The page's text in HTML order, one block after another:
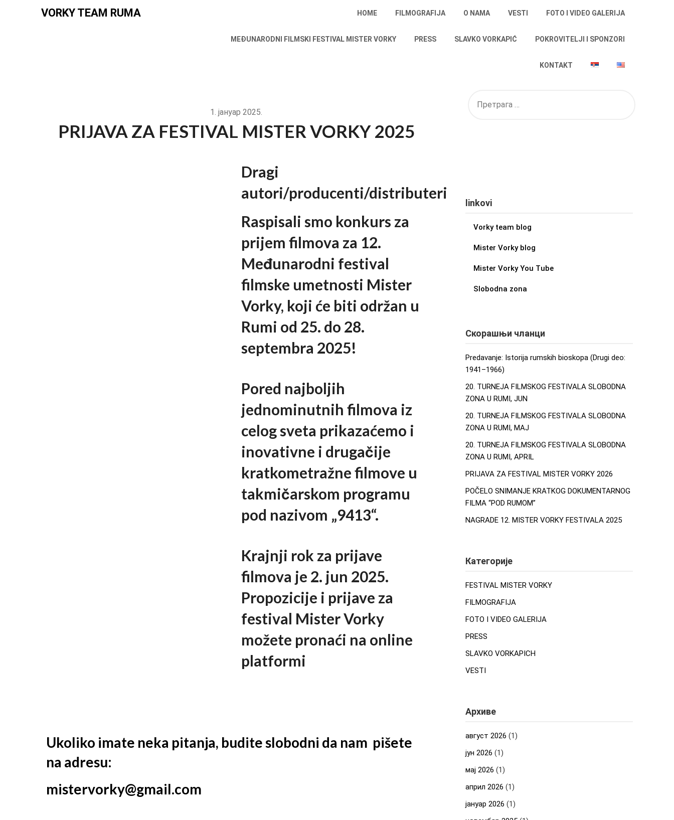
VORKY TEAM RUMA HOME FILMOGRAFIJA O NAMA VESTI FOTO I VIDEO GALERIJA
MEĐUNARODNI FILMSKI FESTIVAL MISTER VORKY PRESS SLAVKO VORKAPIĆ POKROVITELJI I SPONZORI
KONTAKT
1. јануар 2025.
PRIJAVA ZA FESTIVAL MISTER VORKY 2025
Dragi
autori/producenti/distributeri
Raspisali smo konkurs za
prijem filmova za 12.
Međunarodni festival
filmske umetnosti Mister
Vorky, koji će biti održan u
Rumi od 25. do 28.
septembra 2025!
Pored najboljih
jednominutnih filmova iz
celog sveta prikazaćemo i
inovativne i drugačije
kratkometražne filmove u
takmičarskom programu
pod nazivom „9413“.
Krajnji rok za prijave
filmova je 2. jun 2025.
Propozicije i prijave za
festival Mister Vorky
možete pronaći na online
platformi
Ukoliko imate neka pitanja, budite slobodni da nam pišete
na adresu:
mistervorky@gmail.com
linkovi
Vorky team blog
Mister Vorky blog
Mister Vorky You Tube
Slobodna zona
Скорашњи чланци
Predavanje: Istorija rumskih bioskopa (Drugi deo:
1941–1966)
20. TURNEJA FILMSKOG FESTIVALA SLOBODNA
ZONA U RUMI, JUN
20. TURNEJA FILMSKOG FESTIVALA SLOBODNA
ZONA U RUMI, MAJ
20. TURNEJA FILMSKOG FESTIVALA SLOBODNA
ZONA U RUMI, APRIL
PRIJAVA ZA FESTIVAL MISTER VORKY 2026
POČELO SNIMANJE KRATKOG DOKUMENTARNOG
FILMA “POD RUMOM”
NAGRADE 12. MISTER VORKY FESTIVALA 2025
Категорије
FESTIVAL MISTER VORKY
FILMOGRAFIJA
FOTO I VIDEO GALERIJA
PRESS
SLAVKO VORKAPICH
VESTI
Архиве
август 2026 (1)
јун 2026 (1)
мај 2026 (1)
април 2026 (1)
јануар 2026 (1)